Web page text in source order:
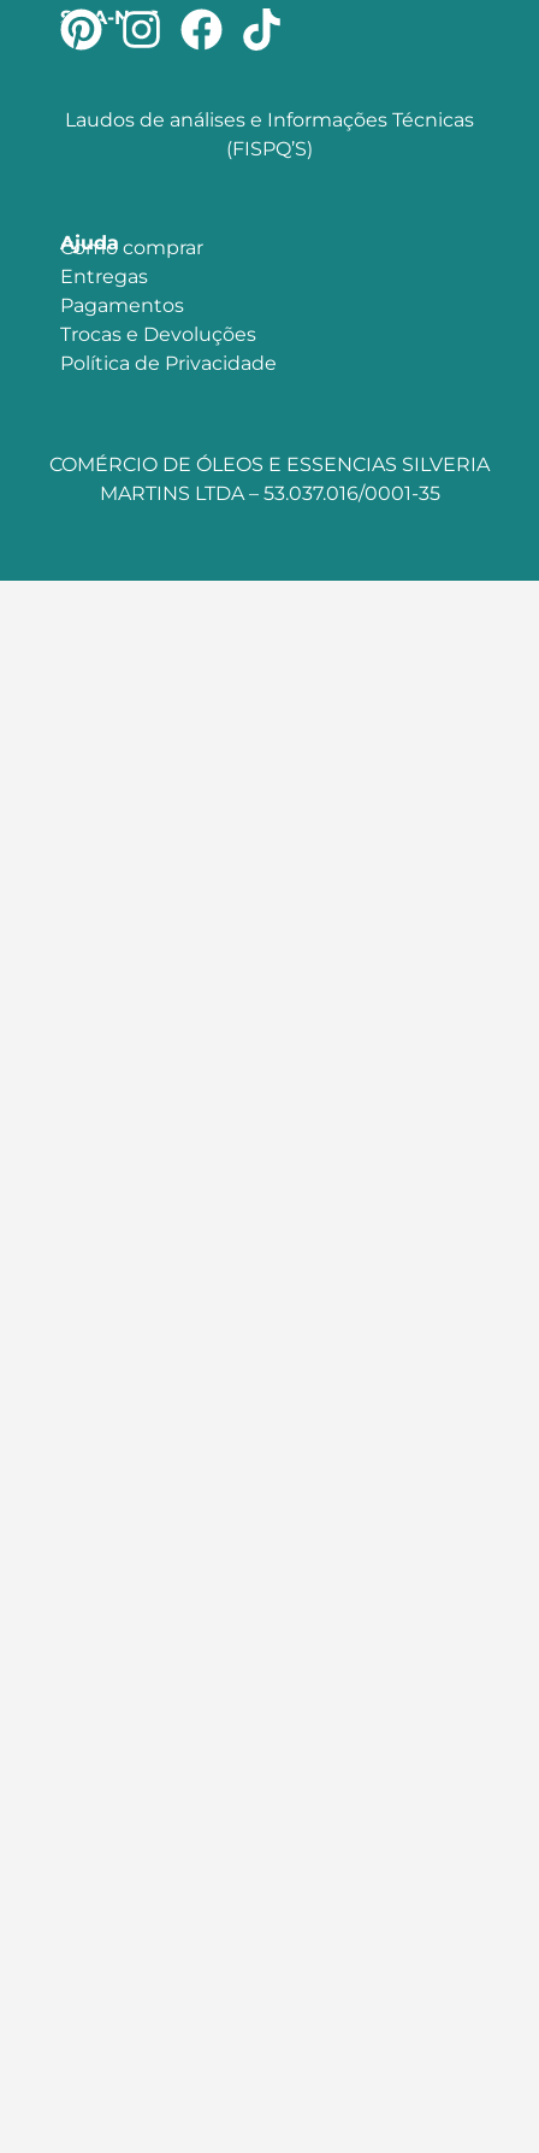
SIGA-NOS
Laudos de análises e Informações Técnicas
(FISPQ’S)
Ajuda
Como comprar
Entregas
Pagamentos
Trocas e Devoluções
Política de Privacidade
COMÉRCIO DE ÓLEOS E ESSENCIAS SILVERIA
MARTINS LTDA – 53.037.016/0001-35